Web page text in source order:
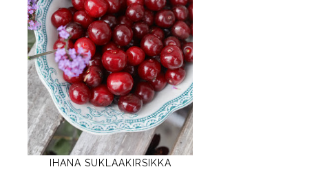
IHANA SUKLAAKIRSIKKA